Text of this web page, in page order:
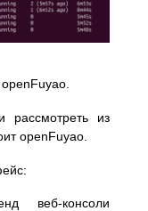
рассмотреть из
openFuyao.
веб-консоли